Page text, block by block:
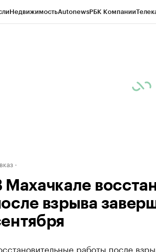
НедвижимостьAutonewsРБК Компании
Махачкале
взрыва
работы после